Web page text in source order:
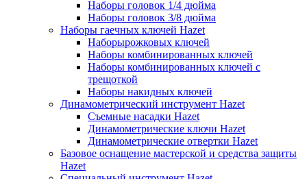
Наборы головок 1/4 дюйма
Наборы головок 3/8 дюйма
Наборы гаечных ключей Hazet
Наборырожковых ключей
Наборы комбинированных ключей
Наборы комбинированных ключей с
трещоткой
Наборы накидных ключей
Динамометрический инструмент Hazet
Съемные насадки Hazet
Динамометрические ключи Hazet
Динамометрические отвертки Hazet
Базовое оснащение мастерской и средства защиты
Hazet